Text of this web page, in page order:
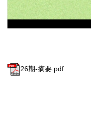
26期-摘要.pdf